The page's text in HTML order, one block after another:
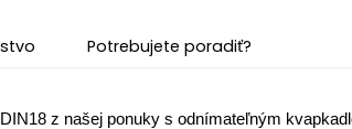
Potrebujete poradiť?
z našej ponuky s odnímateľným